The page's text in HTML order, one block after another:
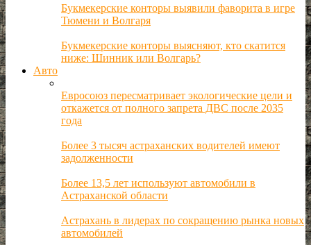
Букмекерские конторы выявили фаворита в игре
Тюмени и Волгаря
Букмекерские конторы выясняют, кто скатится
ниже: Шинник или Волгарь?
Авто
Евросоюз пересматривает экологические цели и
откажется от полного запрета ДВС после 2035
года
Более 3 тысяч астраханских водителей имеют
задолженности
Более 13,5 лет используют автомобили в
Астраханской области
Астрахань в лидерах по сокращению рынка новых
автомобилей